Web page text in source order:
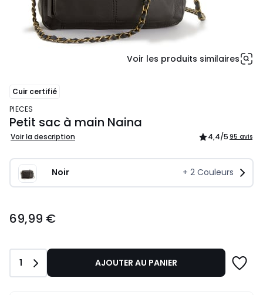
Voir les produits similaires
Cuir certifié
PIECES
Petit sac à main Naina
Voir la description 4,4/5 95 avis
Noir + 2 Couleurs
€.
69,99 €
Quantité
1 AJOUTER AU PANIER